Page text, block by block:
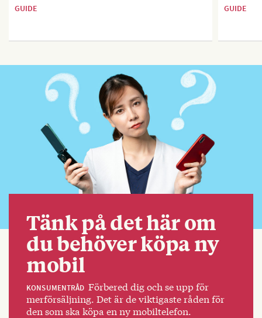
GUIDE GUIDE
Tänk på det här om
du behöver köpa ny
mobil
KONSUMENTRÅD Förbered dig och se upp för
merförsäljning. Det är de viktigaste råden för
den som ska köpa en ny mobiltelefon.